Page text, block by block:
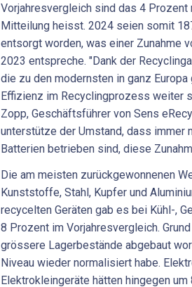
Vorjahresvergleich sind das 4 Prozent
Mitteilung heisst. 2024 seien somit
entsorgt worden, was einer Zunahme
2023 entspreche. "Dank der
die zu den modernsten in ganz
Effizienz im Recyclingprozess weiter
Zopp, Geschäftsführer von Sens
unterstütze der Umstand, dass immer
Batterien betrieben sind, diese
Die am meisten zurückgewonnenen
Kunststoffe, Stahl, Kupfer und
recycelten Geräten gab es bei Kühl-,
8 Prozent im Vorjahresvergleich.
grössere Lagerbestände abgebaut
Niveau wieder normalisiert habe.
Elektrokleingeräte hätten hingegen